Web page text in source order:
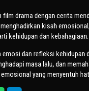
drama dengan cerita
kisah
kehidupan dan kebahagiaan.
dan refleksi kehidupan
masa lalu, dan
yang menyentuh